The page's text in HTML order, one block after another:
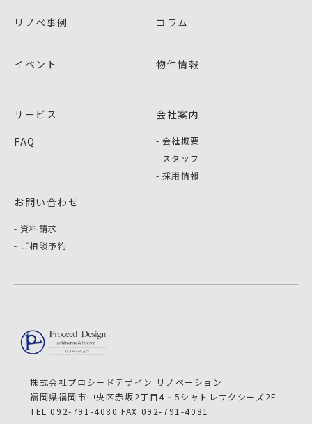
リノベ事例
イベント
コラム
物件情報
サービス
FAQ
会社案内
会社概要
スタッフ
採用情報
お問い合わせ
資料請求
ご相談予約
株式会社プロシードデザイン リノベーション
福岡県福岡市中央区赤坂2丁目4‐5シャトレサクシーズ2F
TEL 092-791-4080 FAX 092-791-4081